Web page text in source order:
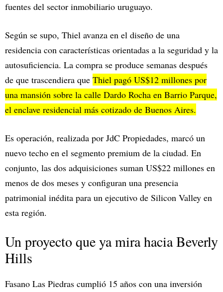
fuentes del sector inmobiliario uruguayo.
Según se supo, Thiel avanza en el diseño de una
residencia con características orientadas a la seguridad y la
autosuficiencia. La compra se produce semanas después
de que trascendiera que Thiel pagó US$12 millones por
una mansión sobre la calle Dardo Rocha en Barrio Parque,
el enclave residencial más cotizado de Buenos Aires.
Es operación, realizada por JdC Propiedades, marcó un
nuevo techo en el segmento premium de la ciudad. En
conjunto, las dos adquisiciones suman US$22 millones en
menos de dos meses y configuran una presencia
patrimonial inédita para un ejecutivo de Silicon Valley en
esta región.
Un proyecto que ya mira hacia Beverly
Hills
Fasano Las Piedras cumplió 15 años con una inversión